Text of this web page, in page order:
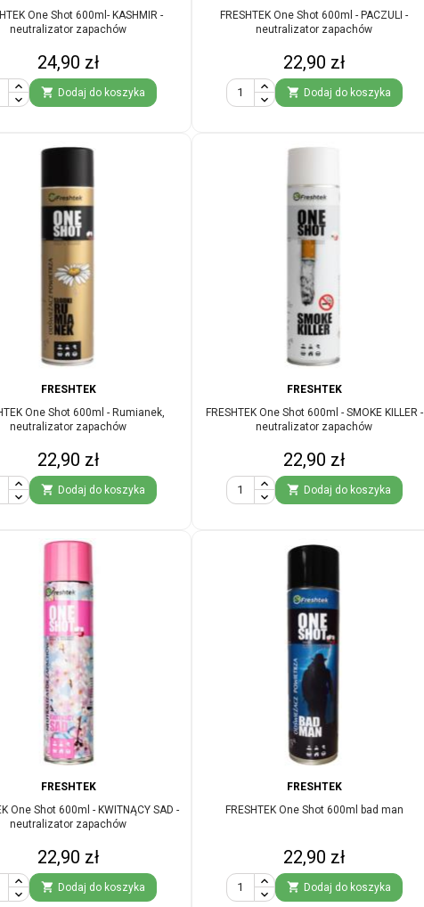
One Shot 600ml- KASHMIR -
neutralizator zapachów
Cena
24,90 zł
 Dodaj do koszyka
FRESHTEK One Shot 600ml - PACZULI -
neutralizator zapachów
Cena
22,90 zł
 Dodaj do koszyka
FRESHTEK
One Shot 600ml - Rumianek,
neutralizator zapachów
Cena
22,90 zł
 Dodaj do koszyka
FRESHTEK
FRESHTEK One Shot 600ml - SMOKE KILLER -
neutralizator zapachów
Cena
22,90 zł
 Dodaj do koszyka
FRESHTEK
One Shot 600ml - KWITNĄCY SAD -
neutralizator zapachów
Cena
22,90 zł
 Dodaj do koszyka
FRESHTEK
FRESHTEK One Shot 600ml bad man
Cena
22,90 zł
 Dodaj do koszyka